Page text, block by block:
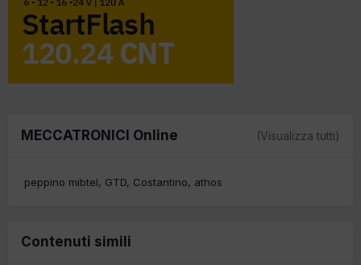
MECCATRONICI Online (Visualizza tutti)
peppino mibtel GTD Costantino athos
Contenuti simili